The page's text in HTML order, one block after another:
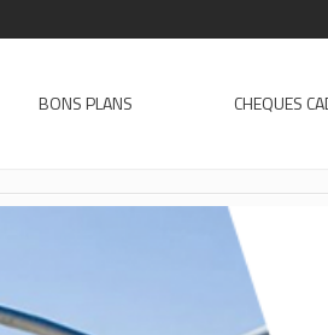
BONS PLANS CHEQUES